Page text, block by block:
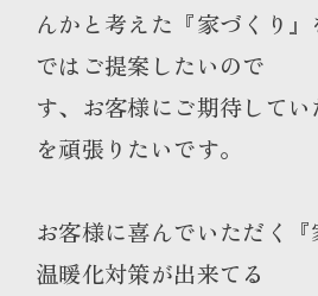
んかと考えた『家づくり
ではご提案したいので
す、お客様にご期待して
を頑張りたいです。
お客様に喜んでいただく
温暖化対策が出来てる